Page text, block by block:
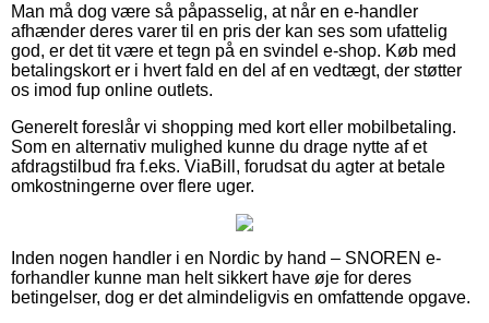
Man må dog være så påpasselig, at når en e-handler
afhænder deres varer til en pris der kan ses som ufattelig
god, er det tit være et tegn på en svindel e-shop. Køb med
betalingskort er i hvert fald en del af en vedtægt, der støtter
os imod fup online outlets.
Generelt foreslår vi shopping med kort eller mobilbetaling.
Som en alternativ mulighed kunne du drage nytte af et
afdragstilbud fra f.eks. ViaBill, forudsat du agter at betale
omkostningerne over flere uger.
Inden nogen handler i en Nordic by hand – SNOREN e-
forhandler kunne man helt sikkert have øje for deres
betingelser, dog er det almindeligvis en omfattende opgave.